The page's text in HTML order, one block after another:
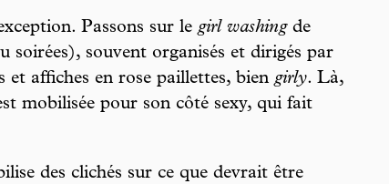
Passons sur le girl washing de
soirées), souvent organisés et dirigés par
et affiches en rose paillettes, bien girly. Là,
mobilisée pour son côté sexy, qui fait
des clichés sur ce que devrait être